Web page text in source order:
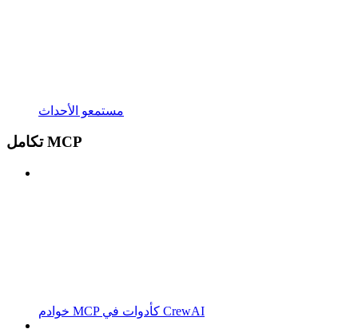
مستمعو الأحداث
تكامل MCP
خوادم MCP كأدوات في CrewAI